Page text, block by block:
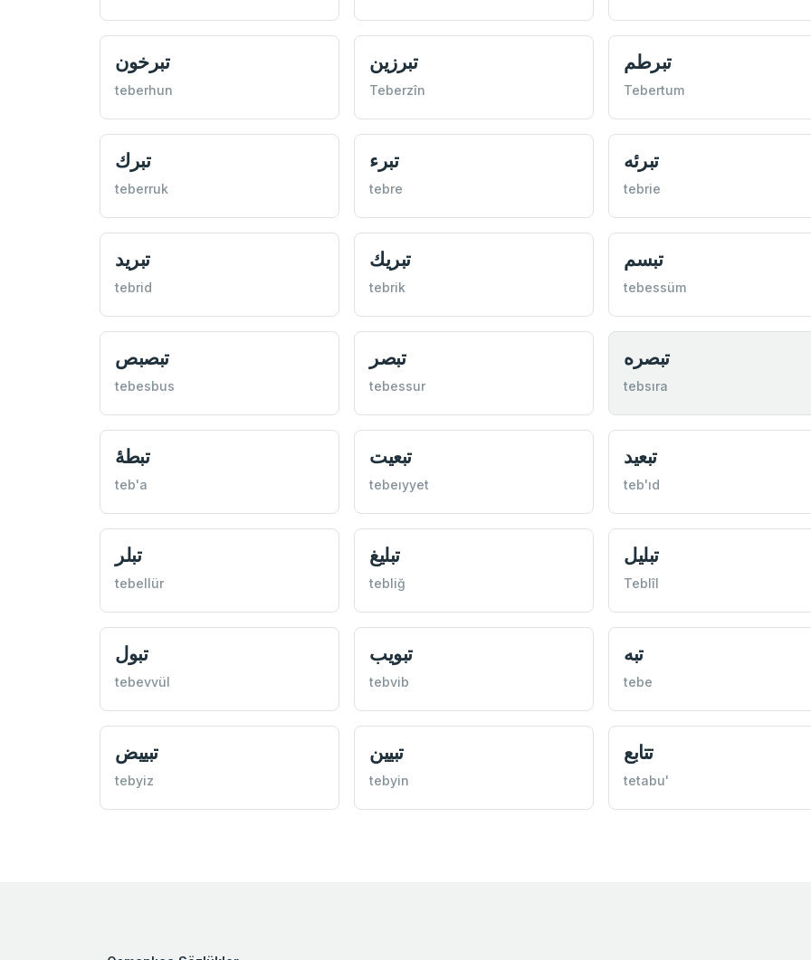
تبرخون
teberhun
تبرزين
Teberzîn
تبرطم
Tebertum
تبرك
teberruk
تبرء
tebre
تبرئه
tebrie
تبريد
tebrid
تبريك
tebrik
تبسم
tebessüm
تبصبص
tebesbus
تبصر
tebessur
تبصره
tebsıra
تبطۀ‌
teb'a
تبعيت
tebeıyyet
تبعيد
teb'ıd
تبلر
tebellür
تبليغ
tebliğ
تبليل
Teblîl
تبول
tebevvül
تبويب
tebvib
تبه
tebe
تبييض
tebyiz
تبيين
tebyin
تتابع
tetabu'